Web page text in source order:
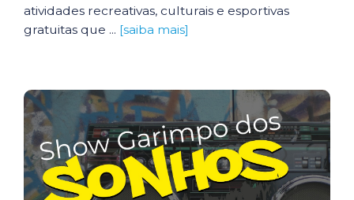
atividades recreativas, culturais e esportivas
gratuitas que ... [saiba mais]